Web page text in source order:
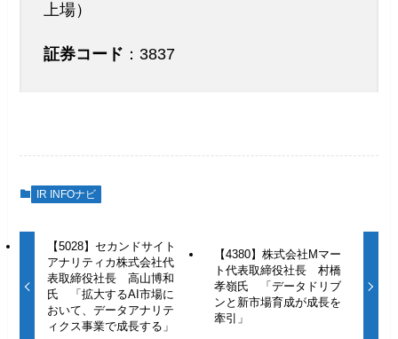
上場）
証券コード ：3837
IR INFOナビ
【5028】セカンドサイト
アナリティカ株式会社代
表取締役社長 高山博和
氏 「拡大するAI市場に
おいて、データアナリテ
ィクス事業で成長する」
【4380】株式会社Mマー
ト代表取締役社長 村橋
孝嶺氏 「データドリブ
ンと新市場育成が成長を
牽引」